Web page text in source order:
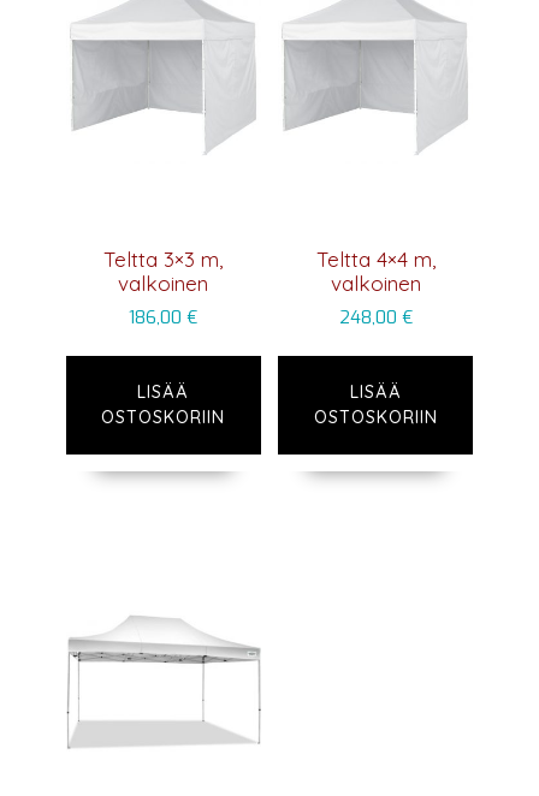
Teltta 3×3 m,
valkoinen
186,00€
LISÄÄ
OSTOSKORIIN
Teltta 4×4 m,
valkoinen
248,00 €
LISÄÄ
OSTOSKORIIN